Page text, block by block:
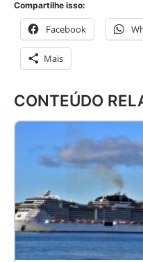
Compartilhe isso:
Facebook
Mais
CONTEÚDO